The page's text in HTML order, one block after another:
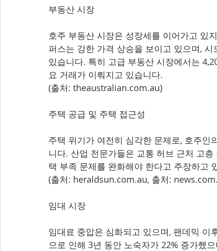
부동산 시장
호주 부동산 시장은 성장세를 이어가고 있
퍼스는 강한 가격 상승을 보이고 있으며,
있습니다. 특히 고급 부동산 시장에서는
요 거래가 이뤄지고 있습니다.
(출처: theaustralian.com.au)
주택 공급 및 주택 접근성
주택 위기가 여전히 심각한 문제로, 호주인
니다. 산업 전문가들은 교통 허브 근처 고
택 부족 문제를 완화해야 한다고 주장하고
(출처: heraldsun.com.au, 출처:
임대 시장
임대료 중압은 심화되고 있으며, 팬데믹 이
으로 인해 3년 동안 노숙자가 22% 증가했